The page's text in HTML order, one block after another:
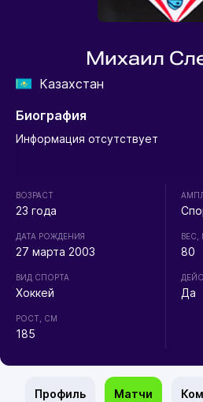
Михаил
Казахстан
Биография
Информация отсутствует
ВОЗРАСТ
23 года
ДАТА РОЖДЕНИЯ
27 марта 2003
ВИД СПОРТА
Хоккей
РОСТ, СМ
185
ВЕС,
80
Да
Профиль Матчи